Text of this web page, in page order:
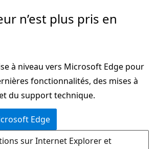
n’est plus pris en
à niveau vers Microsoft Edge pour
fonctionnalités, des mises à
du support technique.
Edge
sur Internet Explorer et